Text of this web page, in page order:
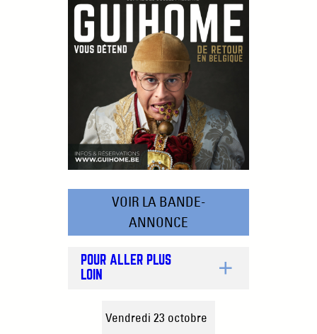
VOIR LA BANDE-
ANNONCE
POUR ALLER PLUS
LOIN
Vendredi 23 octobre